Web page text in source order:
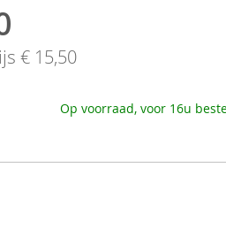
€ 15,50
Op voorraad, voor 16u